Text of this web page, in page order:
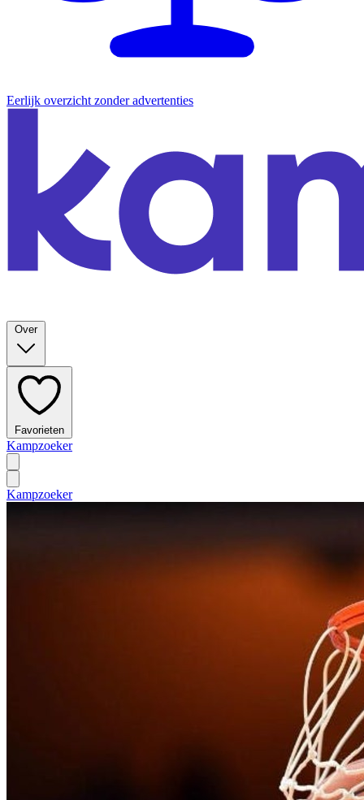
Eerlijk overzicht zonder advertenties
Over
Favorieten
Kampzoeker
Kampzoeker